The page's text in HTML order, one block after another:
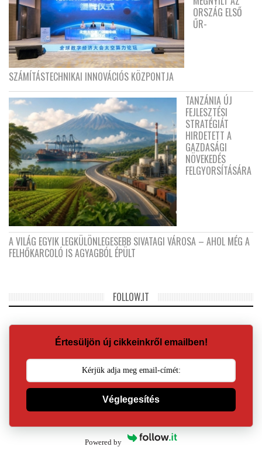
ORSZÁG ELSŐ
ŰR-
SZÁMÍTÁSTECHNIKAI INNOVÁCIÓS KÖZPONTJA
TANZÁNIA ÚJ
FEJLESZTÉSI
STRATÉGIÁT
HIRDETETT A
GAZDASÁGI
NÖVEKEDÉS
FELGYORSÍTÁSÁRA
A VILÁG EGYIK LEGKÜLÖNLEGESEBB SIVATAGI VÁROSA – AHOL MÉG A
FELHŐKARCOLÓ IS AGYAGBÓL ÉPÜLT
FOLLOW.IT
Értesüljön új cikkeinkről emailben!
Véglegesítés
Powered by